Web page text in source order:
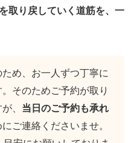
取り戻していく道筋を、一
め、お一人ずつ丁寧に
そのためご予約が取り
、 当日のご予約も承れ
ご連絡くださいませ。